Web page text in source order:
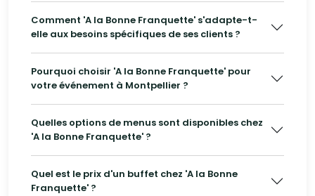
Comment 'A la Bonne Franquette' s'adapte-t-
elle aux besoins spécifiques de ses clients ?
Pourquoi choisir 'A la Bonne Franquette' pour
votre événement à Montpellier ?
Quelles options de menus sont disponibles chez
'A la Bonne Franquette' ?
Quel est le prix d'un buffet chez 'A la Bonne
Franquette' ?